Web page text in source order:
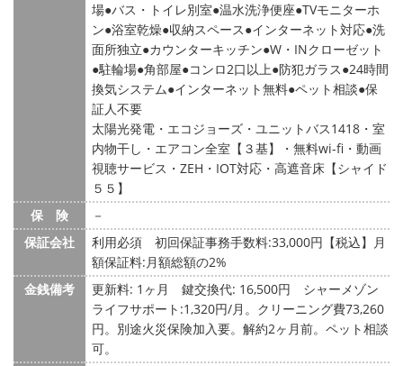
場 バス・トイレ別室 温水洗浄便座 TVモニターホ
ン 浴室乾燥 収納スペース インターネット対応 洗
面所独立 カウンターキッチン W・INクローゼット
駐輪場 角部屋 コンロ2口以上 防犯ガラス 24時間
換気システム インターネット無料 ペット相談 保
証人不要
太陽光発電・エコジョーズ・ユニットバス1418・室
内物干し・エアコン全室【３基】・無料wi-fi・動画
視聴サービス・ZEH・IOT対応・高遮音床【シャイド
５５】
保 険
－
保証会社
利用必須 初回保証事務手数料:33,000円【税込】月
額保証料:月額総額の2%
金銭備考
更新料: 1ヶ月 鍵交換代: 16,500円
シャーメゾン
ライフサポート:1,320円/月。クリーニング費73,260
円。別途火災保険加入要。解約2ヶ月前。ペット相談
可。